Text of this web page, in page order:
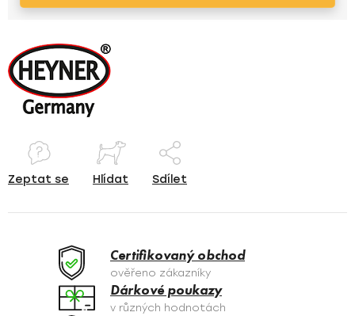
Zeptat se Hlídat Sdílet
Certifikovaný obchod
ověřeno zákazníky
Dárkové poukazy
v různých hodnotách